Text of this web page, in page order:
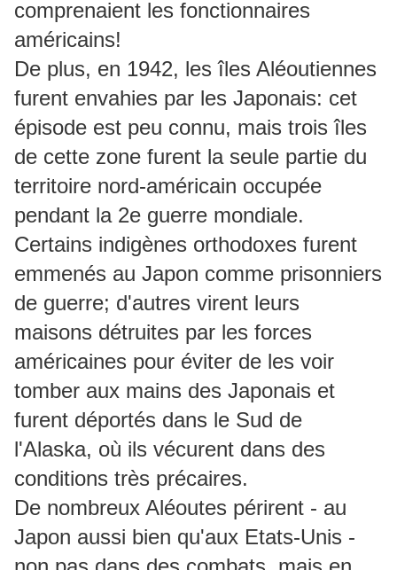
comprenaient les fonctionnaires
américains!
De plus, en 1942, les îles Aléoutiennes
furent envahies par les Japonais: cet
épisode est peu connu, mais trois îles
de cette zone furent la seule partie du
territoire nord-américain occupée
pendant la 2e guerre mondiale.
Certains indigènes orthodoxes furent
emmenés au Japon comme prisonniers
de guerre; d'autres virent leurs
maisons détruites par les forces
américaines pour éviter de les voir
tomber aux mains des Japonais et
furent déportés dans le Sud de
l'Alaska, où ils vécurent dans des
conditions très précaires.
De nombreux Aléoutes périrent - au
Japon aussi bien qu'aux Etats-Unis -